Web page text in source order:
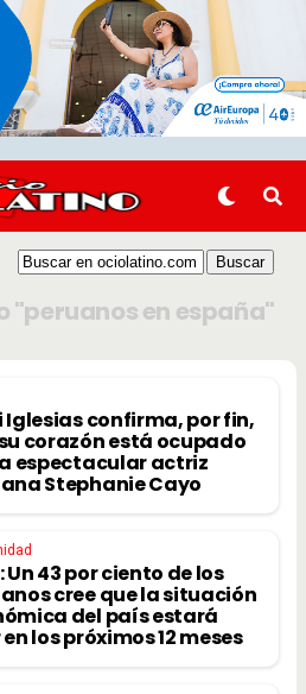
"peruanos en españa"
Iglesias confirma, por fin,
corazón está ocupado
espectacular actriz
Stephanie Cayo
Un 43 por ciento de los
cree que la situación
del país estará
los próximos 12 meses